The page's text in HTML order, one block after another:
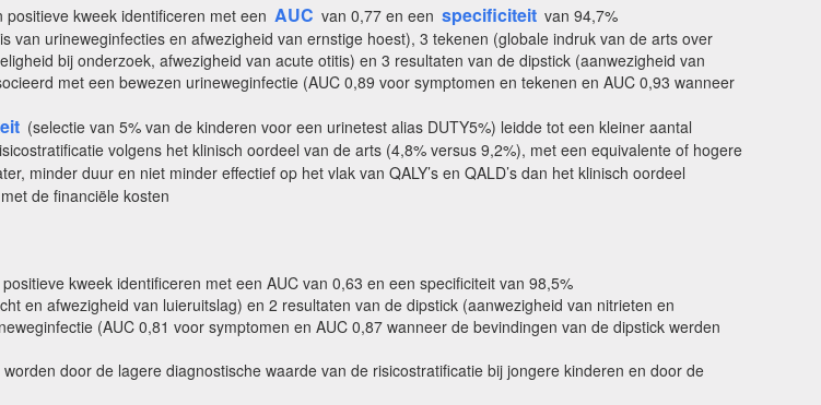
kweek identificeren met een AUC van 0,77 en een specificiteit van 94,7%
van urineweginfecties en afwezigheid van ernstige hoest), 3 tekenen (globale indruk van de arts over
bij onderzoek, afwezigheid van acute otitis) en 3 resultaten van de dipstick (aanwezigheid van
met een bewezen urineweginfectie (AUC 0,89 voor symptomen en tekenen en AUC 0,93 wanneer
(selectie van 5% van de kinderen voor een urinetest alias DUTY5%) leidde tot een kleiner aantal
volgens het klinisch oordeel van de arts (4,8% versus 9,2%), met een equivalente of hogere
minder duur en niet minder effectief op het vlak van QALY’s en QALD’s dan het klinisch oordeel
de financiële kosten
kweek identificeren met een AUC van 0,63 en een specificiteit van 98,5%
en afwezigheid van luieruitslag) en 2 resultaten van de dipstick (aanwezigheid van nitrieten en
(AUC 0,81 voor symptomen en AUC 0,87 wanneer de bevindingen van de dipstick werden
door de lagere diagnostische waarde van de risicostratificatie bij jongere kinderen en door de